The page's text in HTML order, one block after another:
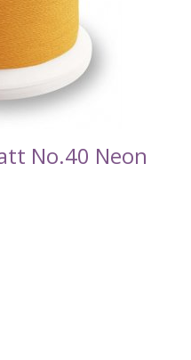
No.40 Neon